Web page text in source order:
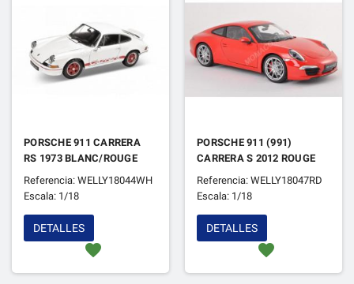
PORSCHE 911 CARRERA
RS 1973 BLANC/ROUGE
Referencia: WELLY18044WH
Escala: 1/18
favorite
DETALLES
PORSCHE 911 (991)
CARRERA S 2012 ROUGE
Referencia: WELLY18047RD
Escala: 1/18
favorite
DETALLES